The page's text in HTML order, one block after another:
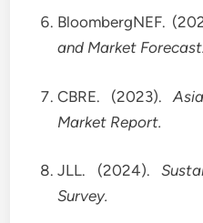
BloombergNEF.
and Market Forecast.
CBRE. (2023).
Market Report.
JLL. (2024).
Survey.